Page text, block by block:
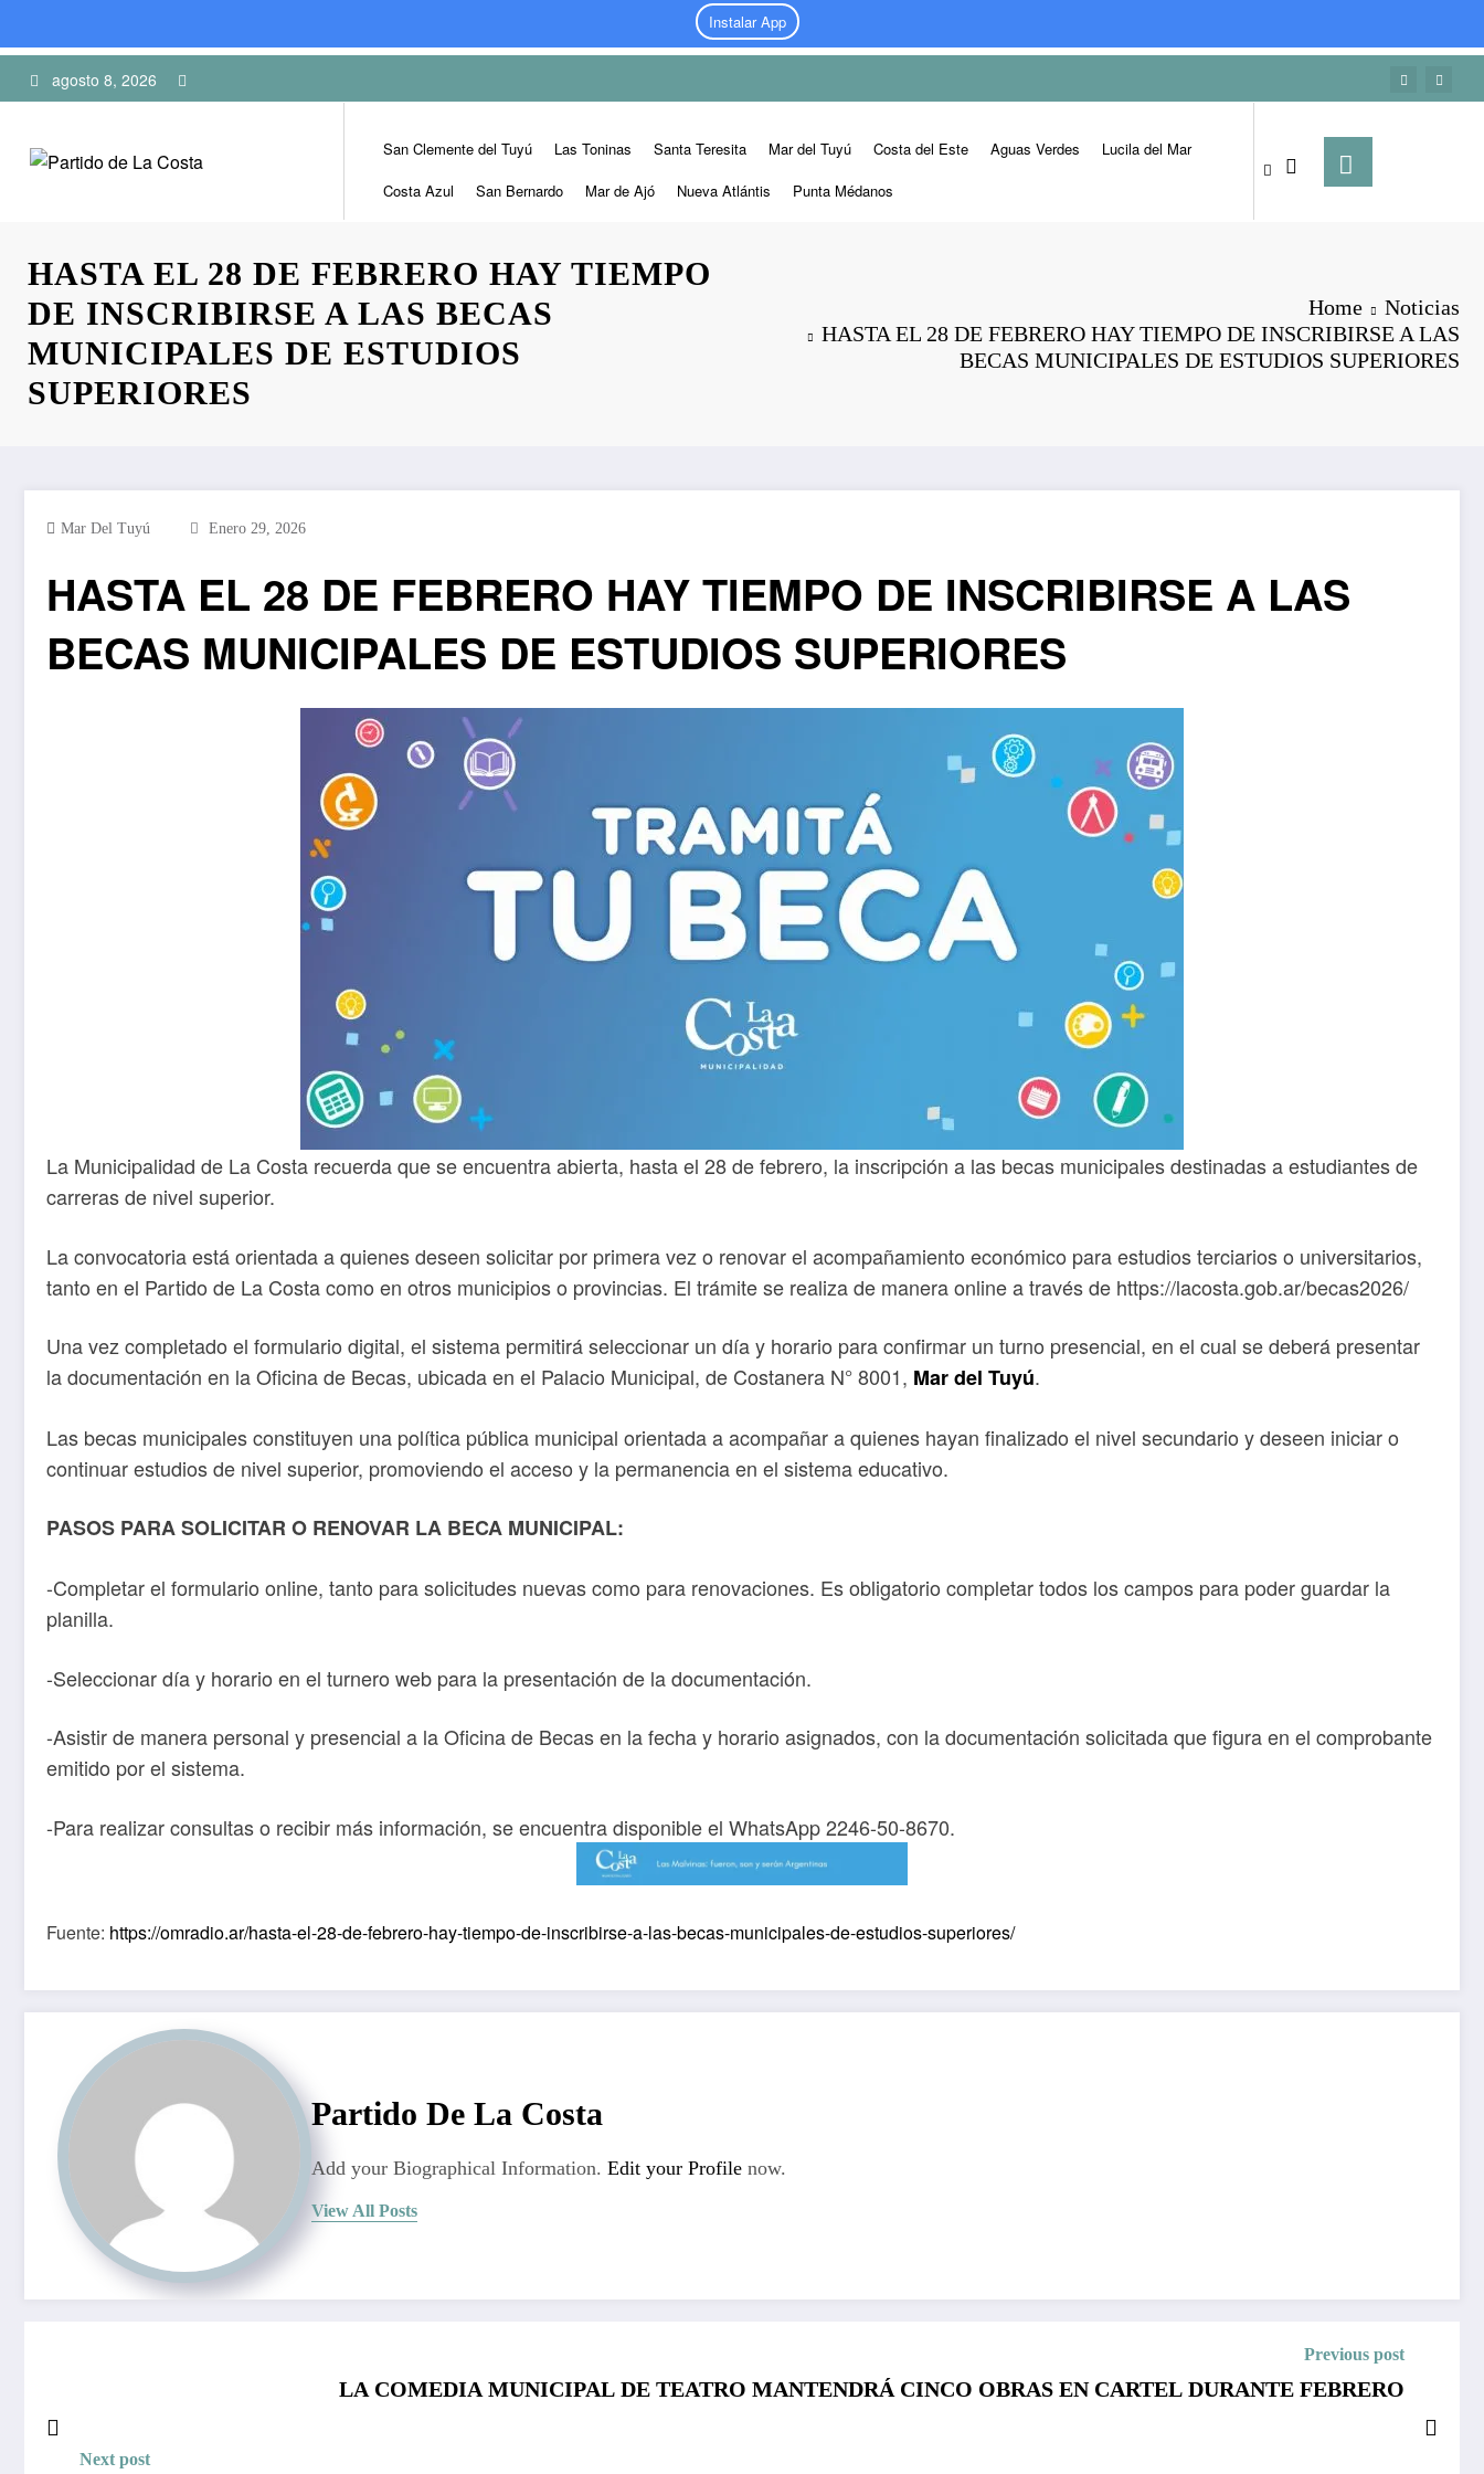
Instalar App
to
agosto 8, 2026
San Clemente del Tuyú Las Toninas Santa Teresita Mar del Tuyú Costa del Este Aguas Verdes
Lucila del Mar
Costa Azul
San Bernardo Mar de Ajó Nueva Atlántis Punta Médanos
HASTA EL 28 DE FEBRERO HAY TIEMPO
DE INSCRIBIRSE A LAS BECAS
MUNICIPALES DE ESTUDIOS
SUPERIORES
Home
Noticias
HASTA EL 28 DE FEBRERO HAY TIEMPO DE INSCRIBIRSE A LAS
BECAS MUNICIPALES DE ESTUDIOS SUPERIORES
Mar Del Tuyú Enero 29, 2026
HASTA EL 28 DE FEBRERO HAY TIEMPO DE INSCRIBIRSE A LAS
BECAS MUNICIPALES DE ESTUDIOS SUPERIORES
La Municipalidad de La Costa recuerda que se encuentra abierta, hasta el 28 de febrero, la inscripción a las becas municipales destinadas a estudiantes de
carreras de nivel superior.
La convocatoria está orientada a quienes deseen solicitar por primera vez o renovar el acompañamiento económico para estudios terciarios o universitarios,
tanto en el Partido de La Costa como en otros municipios o provincias. El trámite se realiza de manera online a través de https://lacosta.gob.ar/becas2026/
Una vez completado el formulario digital, el sistema permitirá seleccionar un día y horario para confirmar un turno presencial, en el cual se deberá presentar
la documentación en la Oficina de Becas, ubicada en el Palacio Municipal, de Costanera N° 8001, Mar del Tuyú.
Las becas municipales constituyen una política pública municipal orientada a acompañar a quienes hayan finalizado el nivel secundario y deseen iniciar o
continuar estudios de nivel superior, promoviendo el acceso y la permanencia en el sistema educativo.
PASOS PARA SOLICITAR O RENOVAR LA BECA MUNICIPAL:
-Completar el formulario online, tanto para solicitudes nuevas como para renovaciones. Es obligatorio completar todos los campos para poder guardar la
planilla.
-Seleccionar día y horario en el turnero web para la presentación de la documentación.
-Asistir de manera personal y presencial a la Oficina de Becas en la fecha y horario asignados, con la documentación solicitada que figura en el comprobante
emitido por el sistema.
-Para realizar consultas o recibir más información, se encuentra disponible el WhatsApp 2246-50-8670.
Fuente: https://omradio.ar/hasta-el-28-de-febrero-hay-tiempo-de-inscribirse-a-las-becas-municipales-de-estudios-superiores/
Partido De La Costa
Add your Biographical Information. Edit your Profile now.
View All Posts
Previous post
LA COMEDIA MUNICIPAL DE TEATRO MANTENDRÁ CINCO OBRAS EN CARTEL DURANTE FEBRERO
Next post